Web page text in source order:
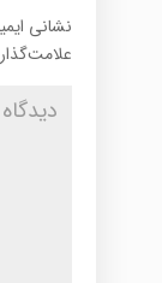
نشانی